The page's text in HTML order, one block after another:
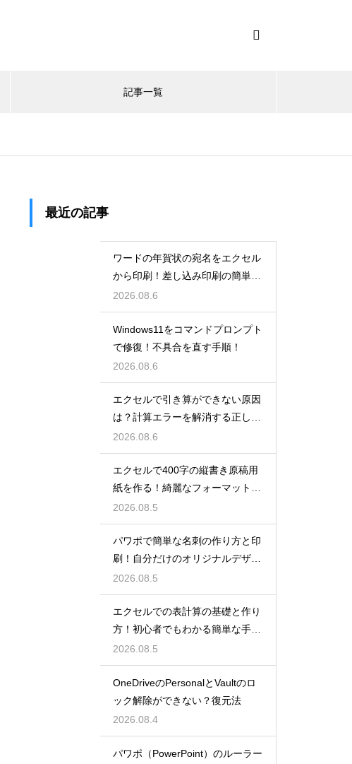
記事一覧
最近の記事
ワードの年賀状の宛名をエクセル
から印刷！差し込み印刷の簡単手
順！
2026.08.6
Windows11をコマンドプロンプト
で修復！不具合を直す手順！
2026.08.6
エクセルで引き算ができない原因
は？計算エラーを解消する正しい
手順
2026.08.6
エクセルで400字の縦書き原稿用
紙を作る！綺麗なフォーマット
術！
2026.08.5
パワポで簡単な名刺の作り方と印
刷！自分だけのオリジナルデザイ
ン
2026.08.5
エクセルでの表計算の基礎と作り
方！初心者でもわかる簡単な手順
を紹介
2026.08.5
OneDriveのPersonalとVaultのロ
ック解除ができない？復元法
2026.08.4
パワポ（PowerPoint）のルーラー